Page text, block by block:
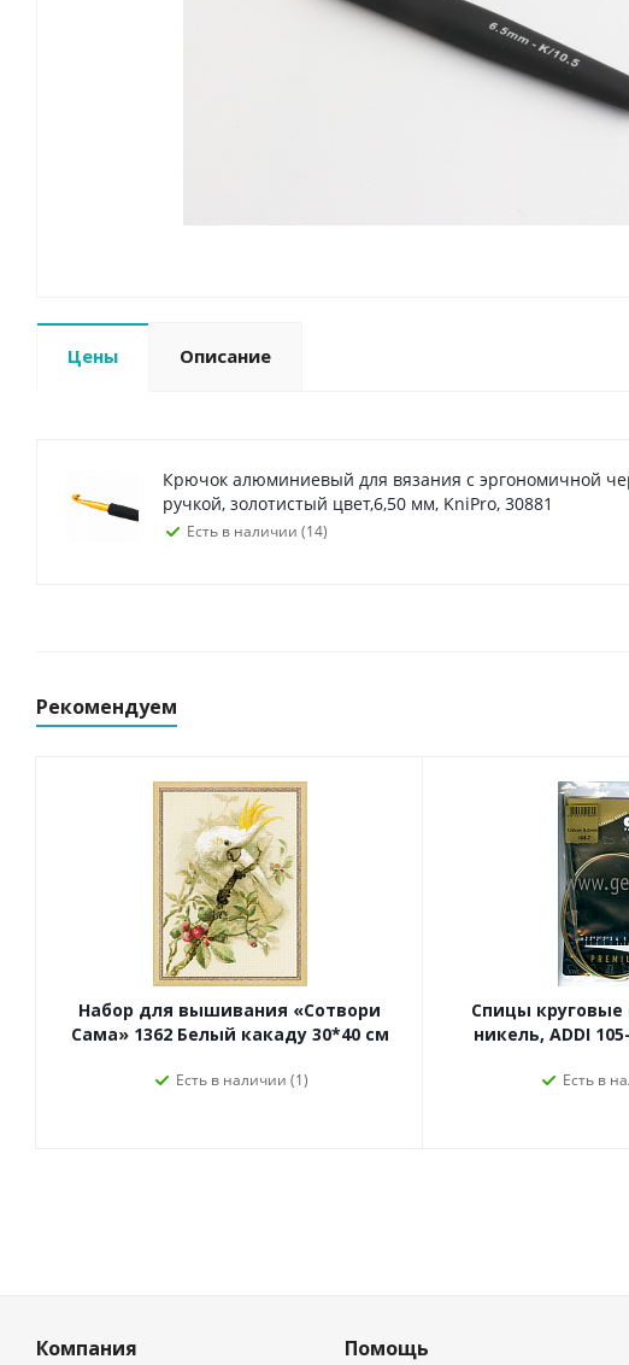
Цены Описание
Крючок алюминиевый для вязания с эргономичной
ручкой, золотистый цвет,6,50 мм, KniPro, 30881
Есть в наличии (14)
Рекомендуем
Набор для вышивания «Сотвори
Сама» 1362 Белый какаду 30*40 см
Есть в наличии (1)
Спицы круговые
никель, ADDI
Есть в
Компания Помощь